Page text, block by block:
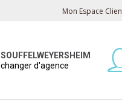
Mon Espace
SOUFFELWEYERSHEIM
changer d'agence